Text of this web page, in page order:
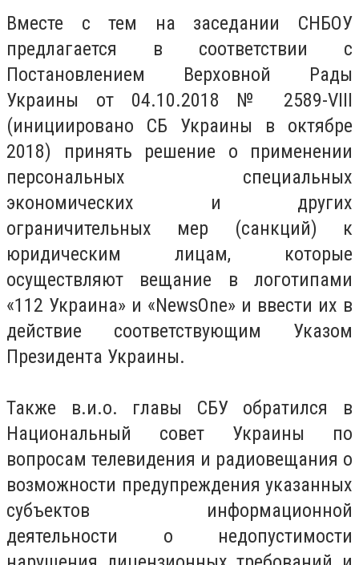
Вместе с тем на заседании СНБОУ
предлагается в соответствии с
Постановлением Верховной Рады
Украины от 04.10.2018 № 2589-VIII
(инициировано СБ Украины в октябре
2018) принять решение о применении
персональных специальных
экономических и других
ограничительных мер (санкций) к
юридическим лицам, которые
осуществляют вещание в логотипами
«112 Украина» и «NewsOne» и ввести их в
действие соответствующим Указом
Президента Украины.
Также в.и.о. главы СБУ обратился в
Национальный совет Украины по
вопросам телевидения и радиовещания о
возможности предупреждения указанных
субъектов информационной
деятельности о недопустимости